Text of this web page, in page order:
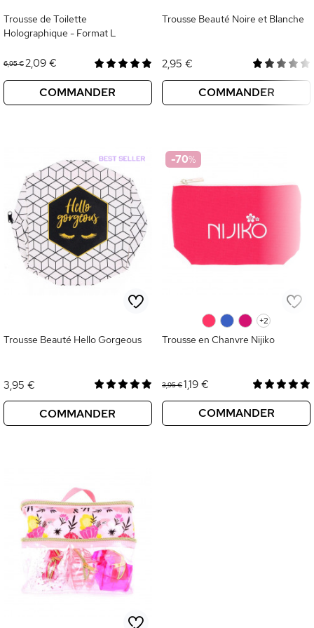
Trousse de Toilette
Holographique - Format L
6,95 €2,09 €
COMMANDER
Trousse Beauté Noire et Blanche
2,95 €
COMMANDER
Trousse Beauté Hello Gorgeous
3,95 €
COMMANDER
-70%
+2
Trousse en Chanvre Nijiko
3,95 €1,19 €
COMMANDER